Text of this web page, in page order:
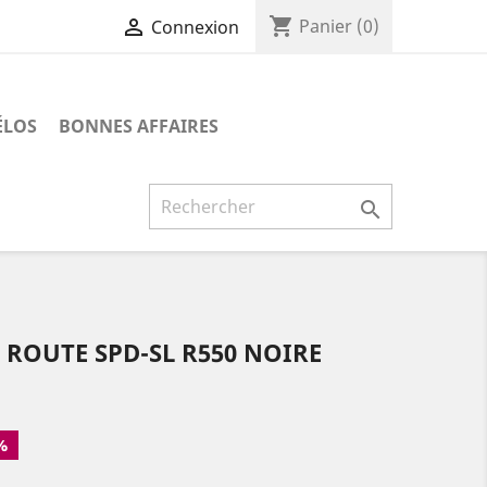
 Connexion shopping_cart Panier (0)
BONNES AFFAIRES

SPD-SL R550 NOIRE